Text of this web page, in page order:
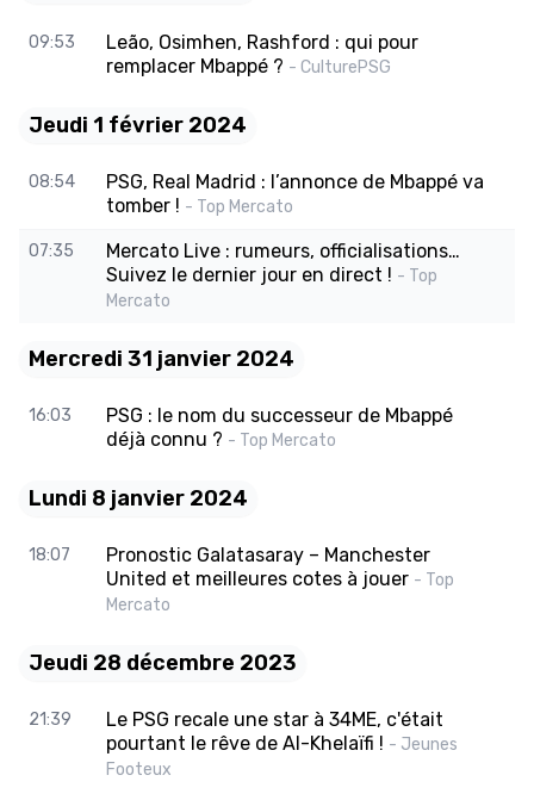
09:53
Leão, Osimhen, Rashford : qui pour
remplacer Mbappé ? - CulturePSG
Jeudi 1 février 2024
08:54
PSG, Real Madrid : l’annonce de Mbappé va
tomber ! - Top Mercato
07:35
Mercato Live : rumeurs, officialisations…
Suivez le dernier jour en direct ! - Top
Mercato
Mercredi 31 janvier 2024
16:03
PSG : le nom du successeur de Mbappé
déjà connu ? - Top Mercato
Lundi 8 janvier 2024
18:07
Pronostic Galatasaray – Manchester
United et meilleures cotes à jouer - Top
Mercato
Jeudi 28 décembre 2023
21:39
Le PSG recale une star à 34ME, c'était
pourtant le rêve de Al-Khelaïfi ! - Jeunes
Footeux